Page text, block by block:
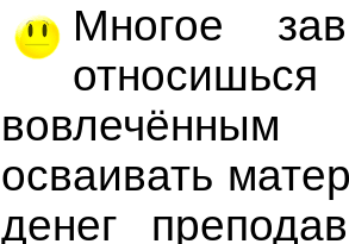
Многое
осваивать
денег